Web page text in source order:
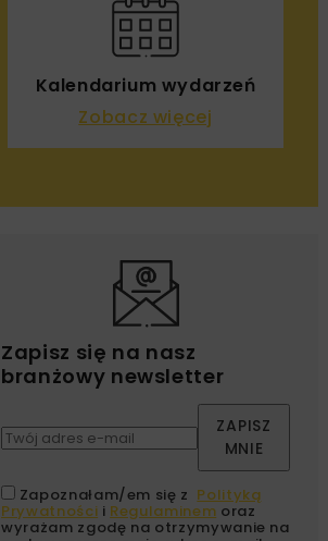
Kalendarium wydarzeń
Zobacz więcej
Zapisz się na nasz
branżowy newsletter
ZAPISZ
MNIE
Zapoznałam/em się z Polityką
Prywatności i Regulaminem oraz
wyrażam zgodę na otrzymywanie na